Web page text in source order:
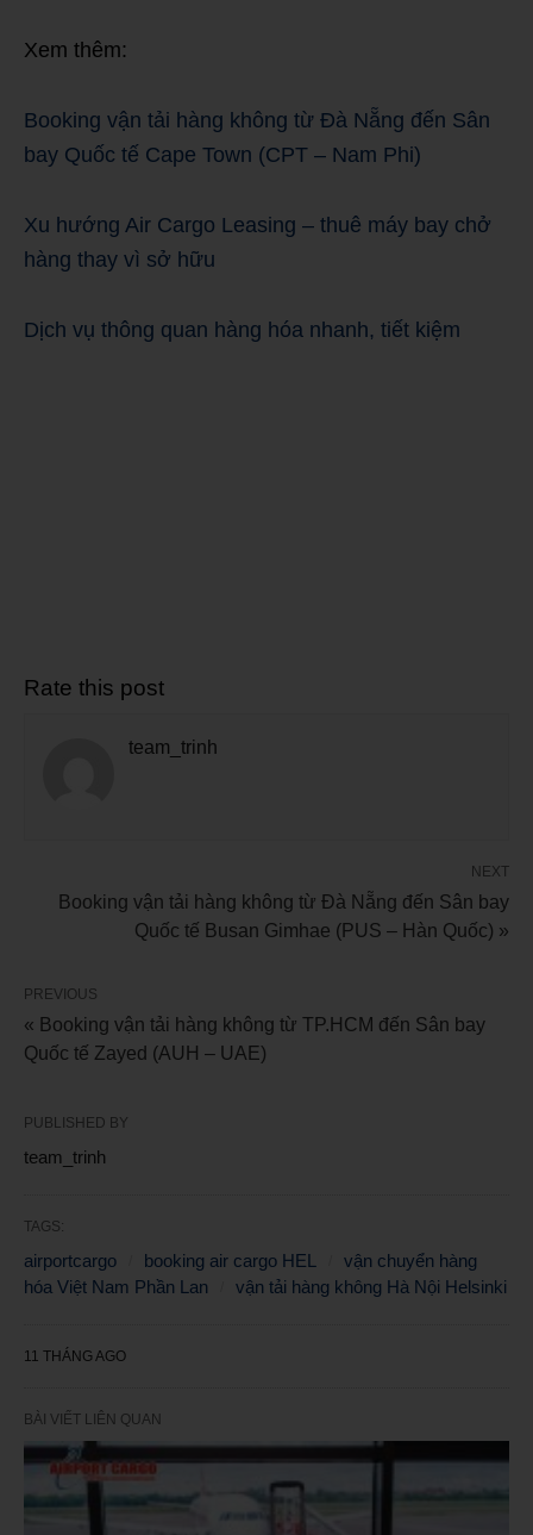
Xem thêm:
Booking vận tải hàng không từ Đà Nẵng đến Sân
bay Quốc tế Cape Town (CPT – Nam Phi)
Xu hướng Air Cargo Leasing – thuê máy bay chở
hàng thay vì sở hữu
Dịch vụ thông quan hàng hóa nhanh, tiết kiệm
Rate this post
team_trinh
NEXT
Booking vận tải hàng không từ Đà Nẵng đến Sân bay
Quốc tế Busan Gimhae (PUS – Hàn Quốc) »
PREVIOUS
« Booking vận tải hàng không từ TP.HCM đến Sân bay
Quốc tế Zayed (AUH – UAE)
PUBLISHED BY
team_trinh
TAGS:
airportcargo booking air cargo HEL
vận chuyển hàng
hóa Việt Nam Phần Lan
vận tải hàng không Hà Nội Helsinki
11 THÁNG AGO
BÀI VIẾT LIÊN QUAN